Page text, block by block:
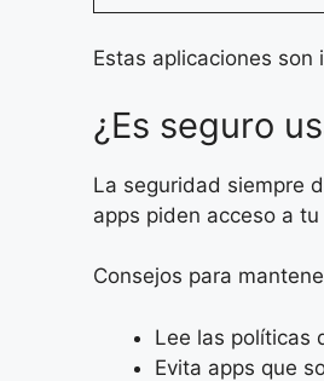
Estas aplicaciones
¿Es seguro
La seguridad siempre
apps piden acceso a
Consejos para
Lee las políticas
Evita apps que